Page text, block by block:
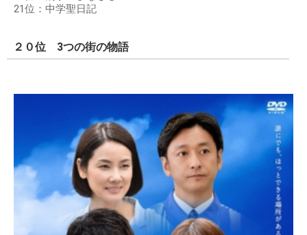
21位：中学聖日記
２０位 3つの街の物語